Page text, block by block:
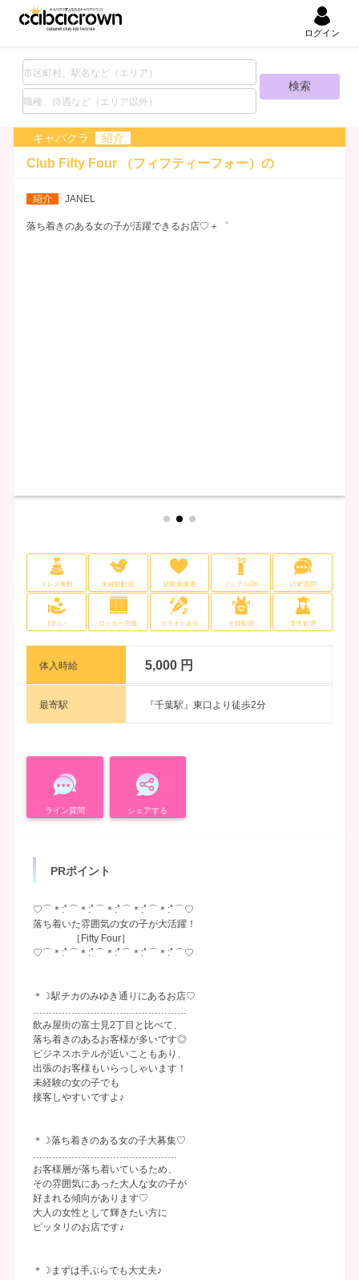
ログイン
キャバクラ 紹介
Club Fifty Four （フィフティーフォー）の
ナイトワーク求人
紹介 JANEL
落ち着きのある女の子が活躍できるお店♡＋゜
ドレス無料 未経験歓迎 経験者優遇 ノンアルOK LINE質問
日払い ロッカー完備 カラオケあり 主婦歓迎 学生歓迎
体入時給 5,000 円
最寄駅 『千葉駅』東口より徒歩2分
ライン質問 シェアする
PRポイント
♡⌒＊:ﾟ⌒＊:ﾟ⌒＊:ﾟ⌒＊:ﾟ⌒＊:ﾟ⌒♡
落ち着いた雰囲気の女の子が大活躍！
［Fifty Four］
♡⌒＊:ﾟ⌒＊:ﾟ⌒＊:ﾟ⌒＊:ﾟ⌒＊:ﾟ⌒♡
＊☽駅チカのみゆき通りにあるお店♡
飲み屋街の富士見2丁目と比べて、
落ち着きのあるお客様が多いです◎
ビジネスホテルが近いこともあり、
出張のお客様もいらっしゃいます！
未経験の女の子でも
接客しやすいですよ♪
＊☽落ち着きのある女の子大募集♡
お客様層が落ち着いているため、
その雰囲気にあった大人な女の子が
好まれる傾向があります♡
大人の女性として輝きたい方に
ピッタリのお店です♪
＊☽まずは手ぶらでも大丈夫♪